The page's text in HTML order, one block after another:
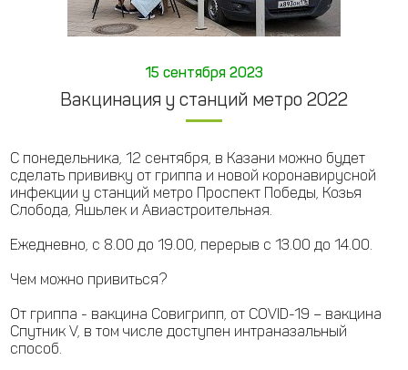
15 сентября 2023
Вакцинация у станций метро 2022
С понедельника, 12 сентября, в Казани можно будет
сделать прививку от гриппа и новой коронавирусной
инфекции у станций метро Проспект Победы, Козья
Слобода, Яшьлек и Авиастроительная.
Ежедневно, с 8.00 до 19.00, перерыв с 13.00 до 14.00.
Чем можно привиться?
От гриппа - вакцина Совигрипп, от COVID-19 – вакцина
Спутник V, в том числе доступен интраназальный
способ.